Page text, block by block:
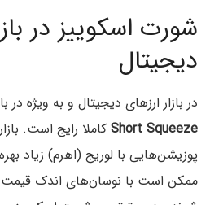
شورت اسکوییز در
دیجیتال
در بازار ارزهای دیجیتال و به ویژه در
Short Squeeze کاملا رایج است.
پوزیشن‌هایی با لوریج (اهرم) زیاد
ممکن است با نوسان‌های اندک قیمت